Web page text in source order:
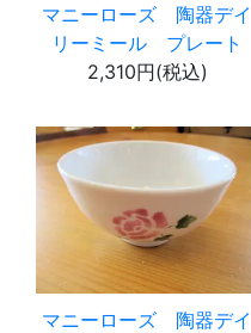
マニーローズ 陶器デイ
リーミール プレート
2,310円(税込)
マニーローズ 陶器デイ